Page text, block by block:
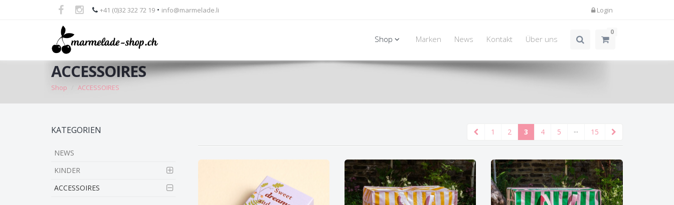
+41 (0)32 322 72 19 • info@marmelade.li Login
Shop Marken News Kontakt Über uns
0
ACCESSOIRES
Shop ACCESSOIRES
KATEGORIEN
NEWS
KINDER
ACCESSOIRES
1 2 3 4 5 ··· 15